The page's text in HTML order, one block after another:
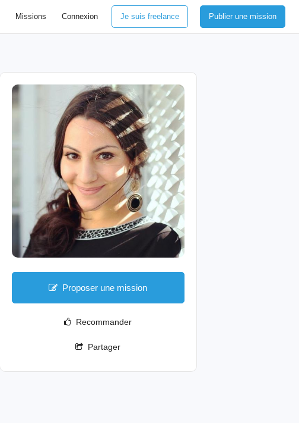
Missions Connexion Je suis freelance Publier une mission
Proposer une mission
Recommander
Partager